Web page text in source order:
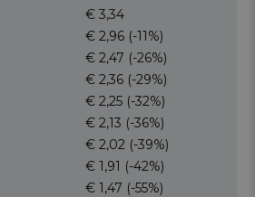
€ 3,34
€ 2,96 (-11%)
€ 2,47 (-26%)
€ 2,36 (-29%)
€ 2,25 (-32%)
€ 2,13 (-36%)
€ 2,02 (-39%)
€ 1,91 (-42%)
€ 1,47 (-55%)